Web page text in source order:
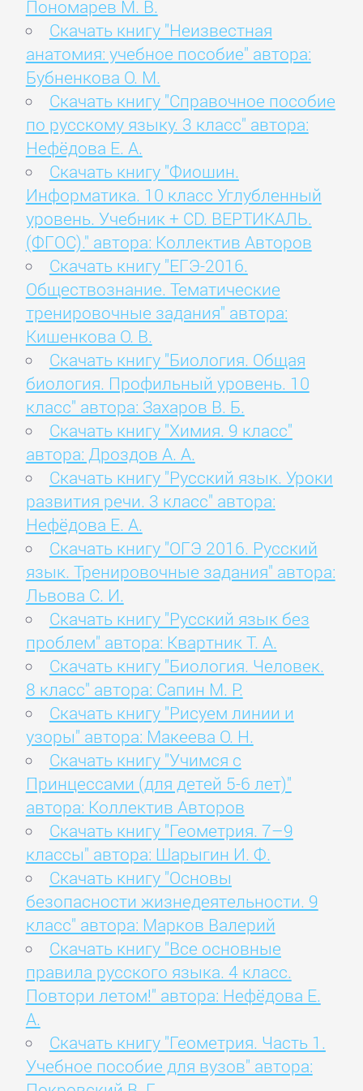
Пономарев М. В.
Скачать книгу "Неизвестная
анатомия: учебное пособие" автора:
Бубненкова О. М.
Скачать книгу "Справочное пособие
по русскому языку. 3 класс" автора:
Нефёдова Е. А.
Скачать книгу "Фиошин.
Информатика. 10 класс Углубленный
уровень. Учебник + CD. ВЕРТИКАЛЬ.
(ФГОС)." автора: Коллектив Авторов
Скачать книгу "ЕГЭ-2016.
Обществознание. Тематические
тренировочные задания" автора:
Кишенкова О. В.
Скачать книгу "Биология. Общая
биология. Профильный уровень. 10
класс" автора: Захаров В. Б.
Скачать книгу "Химия. 9 класс"
автора: Дроздов А. А.
Скачать книгу "Русский язык. Уроки
развития речи. 3 класс" автора:
Нефёдова Е. А.
Скачать книгу "ОГЭ 2016. Русский
язык. Тренировочные задания" автора:
Львова С. И.
Скачать книгу "Русский язык без
проблем" автора: Квартник Т. А.
Скачать книгу "Биология. Человек.
8 класс" автора: Сапин М. Р.
Скачать книгу "Рисуем линии и
узоры" автора: Макеева О. Н.
Скачать книгу "Учимся с
Принцессами (для детей 5-6 лет)"
автора: Коллектив Авторов
Скачать книгу "Геометрия. 7–9
классы" автора: Шарыгин И. Ф.
Скачать книгу "Основы
безопасности жизнедеятельности. 9
класс" автора: Марков Валерий
Скачать книгу "Все основные
правила русского языка. 4 класс.
Повтори летом!" автора: Нефёдова Е.
А.
Скачать книгу "Геометрия. Часть 1.
Учебное пособие для вузов" автора: